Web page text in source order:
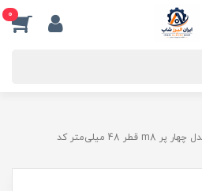
0
پیچ خروسکی نری پلاستیکی مدل چهار پر m8 قطر 48 میلی‌متر کد